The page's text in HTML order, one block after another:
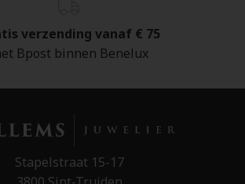
verzending vanaf € 75
Bpost binnen Benelux
Stapelstraat 15-17